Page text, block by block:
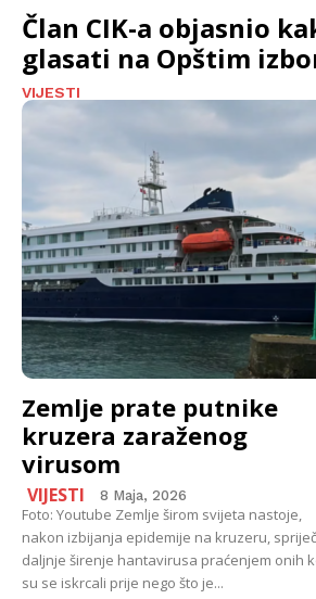
Član CIK-a objasnio
glasati na Opštim
VIJESTI
Zemlje prate putnike
kruzera zaraženog
virusom
VIJESTI 8 Maja, 2026
Foto: Youtube Zemlje širom svijeta nastoje,
nakon izbijanja epidemije na kruzeru,
daljnje širenje hantavirusa praćenjem onih
su se iskrcali prije nego što je...